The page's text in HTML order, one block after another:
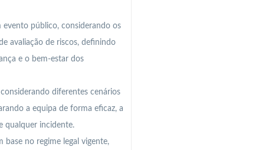
evento público, considerando os
avaliação de riscos, definindo
e o bem-estar dos
diferentes cenários
a equipa de forma eficaz, a
qualquer incidente.
base no regime legal vigente,